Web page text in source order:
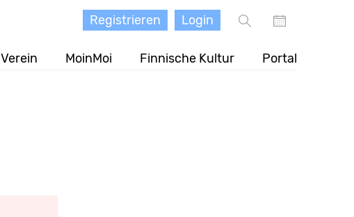
Verein MoinMoi Finnische Kultur Portal
Registrieren Login